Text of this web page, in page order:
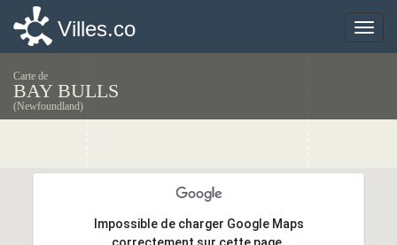
Toggle
Villes.co
Carte de
BAY BULLS
(Newfoundland)
Impossible de charger Google Maps
Impossible de charger Google Maps
Toggle
Villes.co